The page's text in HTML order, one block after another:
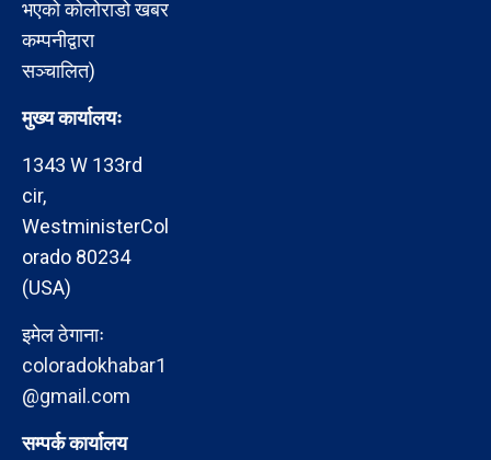
भएको कोलोराडो खबर
कम्पनीद्वारा
सञ्चालित)
मुख्य कार्यालयः
1343 W 133rd
cir,
WestministerCol
orado 80234
(USA)
इमेल ठेगानाः
coloradokhabar1
@gmail.com
सम्पर्क कार्यालय